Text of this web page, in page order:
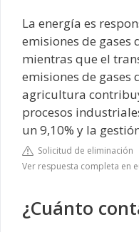
La energía es
emisiones de gases
mientras que el
emisiones de gases
agricultura
procesos
un 9,10% y la
Solicitud de eliminación
Ver respuesta completa en
¿Cuánto